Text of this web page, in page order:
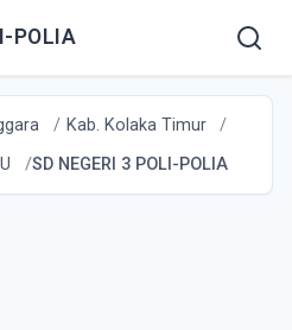
POLIA
Kab. Kolaka Timur
SD NEGERI 3 POLI-POLIA